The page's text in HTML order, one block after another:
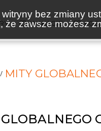
bez zmiany
zawsze możesz
WAKACJE
MITY